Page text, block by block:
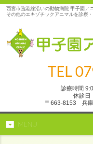
西宮市臨港線沿いの動物病院 甲子園ア
その他のエキゾチックアニマルを診察
TEL
診療時間
休診日
〒663-8153 兵庫
MENU